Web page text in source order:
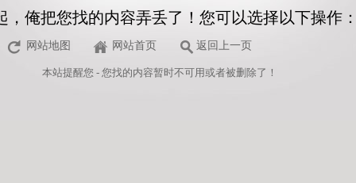
，俺把您找的内容弄丢了！您可以选择以下操作
网站地图 网站首页 返回上一页
本站提醒您 - 您找的内容暂时不可用或者被删除了！